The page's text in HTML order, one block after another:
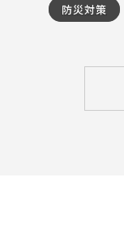
防災対策